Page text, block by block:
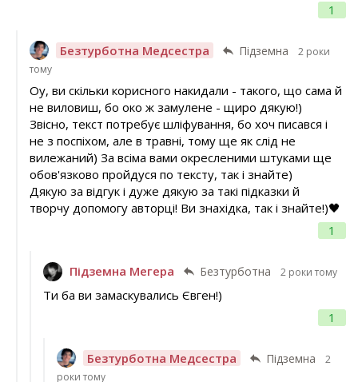
1
Безтурботна Медсестра Підземна
2 роки
тому
1
Оу, ви скільки корисного накидали - такого, що сама й
не виловиш, бо око ж замулене - щиро дякую!)
Звісно, текст потребує шліфування, бо хоч писався і
не з поспіхом, але в травні, тому ще як слід не
вилежаний) За всіма вами окресленими штуками ще
обов'язково пройдуся по тексту, так і знайте)
Дякую за відгук і дуже дякую за такі підказки й
творчу допомогу авторці! Ви знахідка, так і знайте!)🖤
Підземна Мегера Безтурботна 2 роки тому
1
Ти ба ви замаскувались Євген!)
Безтурботна Медсестра Підземна
2
роки тому